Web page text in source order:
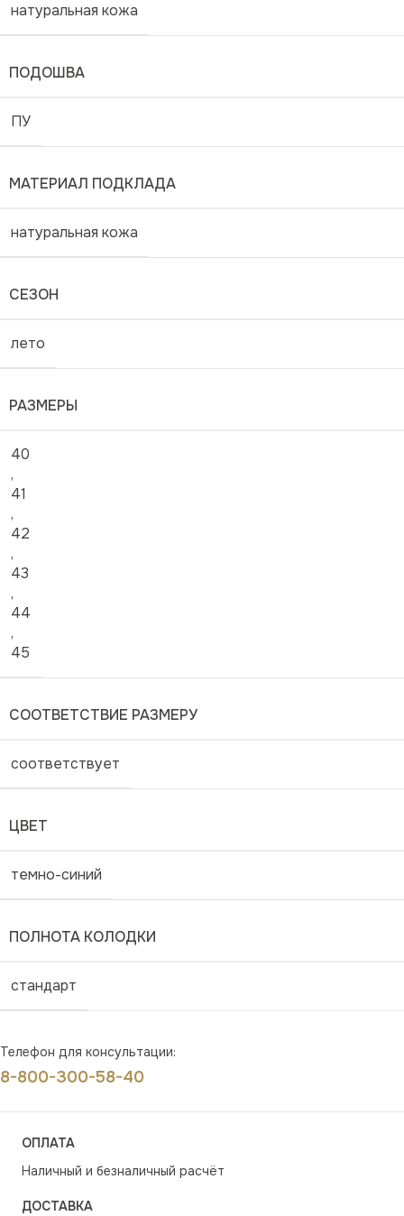
натуральная кожа
ПОДОШВА
ПУ
МАТЕРИАЛ ПОДКЛАДА
натуральная кожа
СЕЗОН
лето
РАЗМЕРЫ
40
,
41
,
42
,
43
,
44
,
45
СООТВЕТСТВИЕ РАЗМЕРУ
соответствует
ЦВЕТ
темно-синий
ПОЛНОТА КОЛОДКИ
стандарт
Телефон для консультации:
8-800-300-58-40
ОПЛАТА
Наличный и безналичный расчёт
ДОСТАВКА